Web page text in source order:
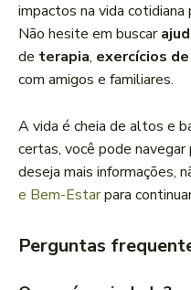
impactos na vida
Não hesite em buscar
de terapia, exercícios
com amigos e familiares.
A vida é cheia de altos e
certas, você pode
deseja mais informações,
e Bem-Estarpara
Perguntas